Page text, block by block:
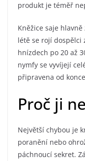
produkt je téměř
Kněžice saje
létě se rojí dospělci
hnízdech po 20 až
nymfy se vyvíjejí
připravena od
Proč ji
Největší chybou je
poranění nebo
páchnoucí sekret.